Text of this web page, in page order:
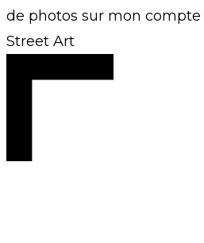
de photos sur mon
Street Art